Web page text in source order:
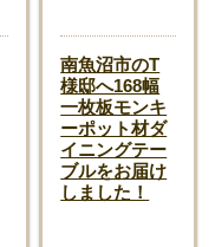
南魚沼市のT
様邸へ168幅
一枚板モンキ
ーポット材ダ
イニングテー
ブルをお届け
しました！